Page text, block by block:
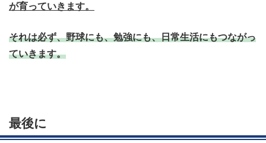
が育っていきます。
それは必ず、野球にも、勉強にも、日常生活にもつながっ
ていきます。
最後に